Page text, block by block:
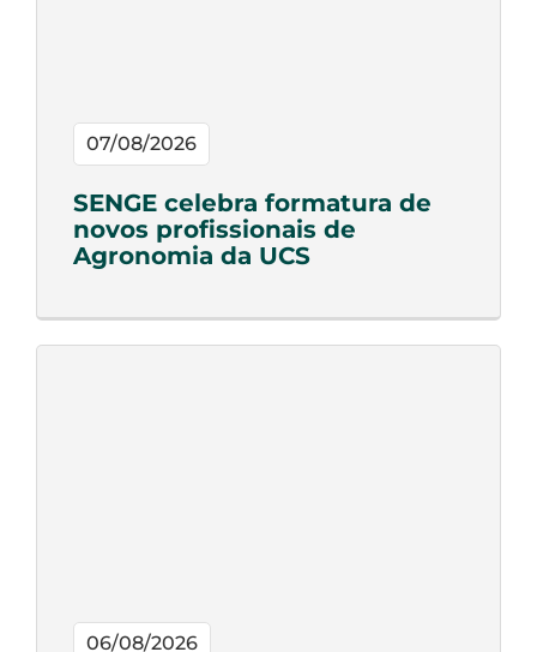
07/08/2026
SENGE celebra formatura de
novos profissionais de
Agronomia da UCS
06/08/2026